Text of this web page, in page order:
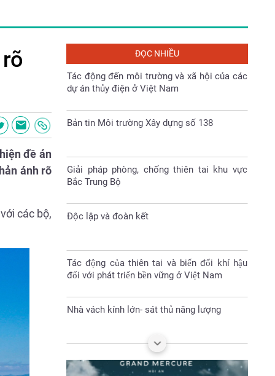
đề án
ánh rõ
các bộ,
ĐỌC NHIỀU
Tác động đến môi trường và xã hội của các
dự án thủy điện ở Việt Nam
Bản tin Môi trường Xây dựng số 138
Độc lập và đoàn kết
Nhà vách kính lớn- sát thủ năng lượng
Làm gì để bảo vệ tài nguyên thiên nhiên và